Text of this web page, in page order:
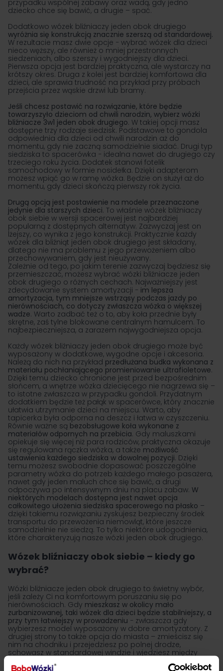
przypadku wspólnej zabawy oraz wadą, gdy jedno
dziecko chce się bawić, a drugie – spać.
Dodatkowo wózek bliźniaczy jeden obok drugiego
wyróżnia się konstrukcją znacznie szerszą od standardowej.
W rezultacie masz dwie opcje − wybrać wózek dla dzieci
nieco węższy, ale również o mniej przestronnych
siedzeniach, albo szerszy i wygodniejszy dla dzieci.
Pierwsza opcja jest bardziej praktyczna, ale wystarczy na
krótszy okres. Druga z kolei jest bardziej komfortowa dla
dzieci, ale sprawia trudność na przykład przy próbach
przejścia przez wąskie drzwi lub bramy.
Jeśli chcesz postawić na rozwiązanie, które będzie
towarzyszyło dzieciom od chwili narodzin, wybierz wózki
bliźniacze 3w1 jeden obok drugiego. W takiej opcji masz
dostępne trzy rodzaje siedzisk. Podstawowe to gondola
odpowiednia dla dzieci od chwili narodzin aż do
momentu, gdy nie zaczną samodzielnie siadać. Drugi typ
siedziska to spacerówka − idealna nawet do drugiego czy
trzeciego roku życia. Dodatek stanowi fotelik
samochodowy w formie nosidełka. Dzięki adapterom
możesz wpiąć go w ramę wózka. Będzie on służył aż do
momentu, gdy dzieci skończą pierwszy rok życia.
Drugą opcją jest postawienie na modele przeznaczone
jedynie dla starszych dzieci. To właśnie wózek bliźniaczy
obok siebie w wersji spacerowej jest najbardziej
popularną z dostępnych alternatyw. Zazwyczaj jest on
lżejszy, co wynika z jego konstrukcji. Praktycznie każdy
wózek dla bliźniąt jeden obok drugiego jest składany,
dlatego nie ma problemu z jego przewożeniem albo
przechowywaniem, gdy jest nieużywany.
Zależnie od tego, po jakim terenie zazwyczaj będziesz się
przemieszczać, możesz wybrać wózki bliźniacze jeden
obok drugiego o różnych cechach. Najważniejszy jest
zdecydowanie system amortyzacji − im lepsza
amortyzacja, tym mniejsze wstrząsy podczas jazdy po
nierównościach, co dotyczy zwłaszcza wózka o większej
wadze. Warto zadbać też o to, aby koła przednie były
skrętne, zaś tylne blokowane centralnym hamulcem. To
najbezpieczniejsza, a zarazem najwygodniejsza opcja.
Każdy wózek bliźniaczy jeden obok drugiego może być
wyposażony w dodatkowe, wygodne opcje i akcesoria.
Należą do nich na przykład przedłużana budka wykonana z
materiału pochłaniającego promieniowanie ultrafioletowe.
Dzięki temu dziecko chronione jest przed bezpośrednim
słońcem, a wnętrze wózka dziecięcego nie nagrzewa się –
to istotne zwłaszcza w przypadku gondoli. Przydatnym
dodatkiem będzie też pałąk w spacerówce, który znacznie
ułatwia utrzymanie dzieci na miejscu. Warto, aby
tapicerka była odporna na deszcz i łatwa w czyszczeniu.
Równie ważne są bezobsługowe koła wykonane z
materiałów odpornych na przebicia. Gdy maluszkami
opiekuje się więcej niż para rodziców, praktyczna okazuje
się regulowana rączka wózka, a także możliwość
ustawienia każdego siedziska w dowolnej pozycji. Dzięki
temu możesz swobodnie dopasować poszczególne
parametry wózka do potrzeb każdego małego pasażera,
nawet gdy jeden maluch chce się bawić, a drugi
odpoczywa po intensywnym dniu na placu zabaw. W
niektórych modelach dostępna jest nawet opcja
całkowitego ułożenia siedziska spacerowego na płasko –
dzięki takiemu rozwiązaniu zyskujesz bezpieczny środek
transportu do przewożenia niemowląt, które jeszcze
samodzielnie nie siedzą. To tylko niektóre udogodnienia,
które charakteryzują nasze wózki jeden obok drugiego.
Wózek bliźniaczy obok siebie – kiedy go
wybrać?
Wózki bliźniacze jeden obok drugiego to świetny wybór,
jeśli zależy Ci na komfortowym poruszaniu się po
nierównościach. Gdy mieszkasz w okolicy mało
zurbanizowanej, taki wózek dla dzieci będzie stabilniejszy, a
przy tym łatwiejszy w prowadzeniu − zwłaszcza gdy
wybierzesz model wyposażony w dobre amortyzatory. Z
drugiej strony to także opcja do miasta – zmieścisz się
nim na chodniku i przejedziesz po polnej drodze,
schowasz w standardowej windzie i wjedziesz między